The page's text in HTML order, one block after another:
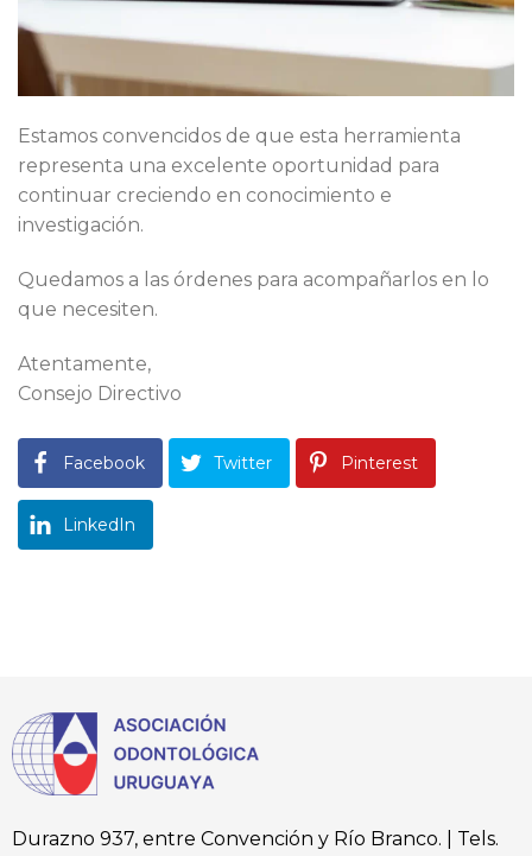
Estamos convencidos de que esta herramienta
representa una excelente oportunidad para
continuar creciendo en conocimiento e
investigación.
Quedamos a las órdenes para acompañarlos en lo
que necesiten.
Atentamente,
Consejo Directivo
Facebook Twitter Pinterest
LinkedIn
Durazno 937, entre Convención y Río Branco. | Tels.